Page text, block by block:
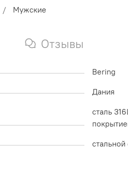
Мужские
Отзывы
Bering
Дания
сталь